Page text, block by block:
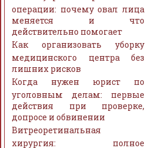
операции: почему овал лица
меняется и что
действительно помогает
Как организовать уборку
медицинского центра без
лишних рисков
Когда нужен юрист по
уголовным делам: первые
действия при проверке,
допросе и обвинении
Витреоретинальная
хирургия: полное